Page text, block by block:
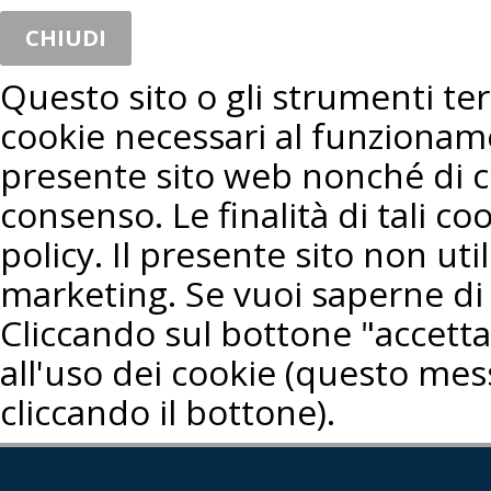
CHIUDI
Questo sito o gli strumenti
cookie necessari al
presente sito web nonché di
consenso. Le finalità di tali
policy. Il presente sito non
marketing. Se vuoi saperne
Cliccando sul bottone
all'uso dei cookie (questo
cliccando il bottone).